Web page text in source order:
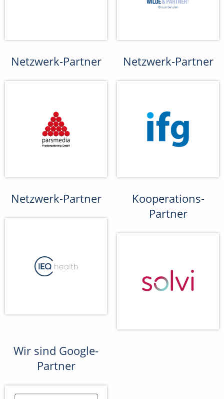
Netzwerk-Partner Netzwerk-Partner
Netzwerk-Partner
Kooperations-
Partner
Wir sind Google-
Partner